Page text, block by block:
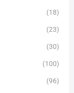
(18)
(23)
(30)
(100)
(96)